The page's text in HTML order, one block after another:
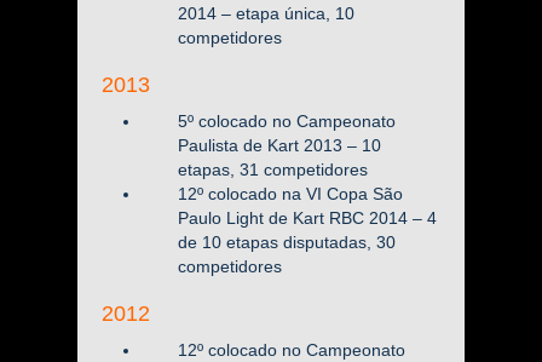
2014 – etapa única, 10
competidores
2013
5º colocado no Campeonato
Paulista de Kart 2013 – 10
etapas, 31 competidores
12º colocado na VI Copa São
Paulo Light de Kart RBC 2014 – 4
de 10 etapas disputadas, 30
competidores
2012
12º colocado no Campeonato